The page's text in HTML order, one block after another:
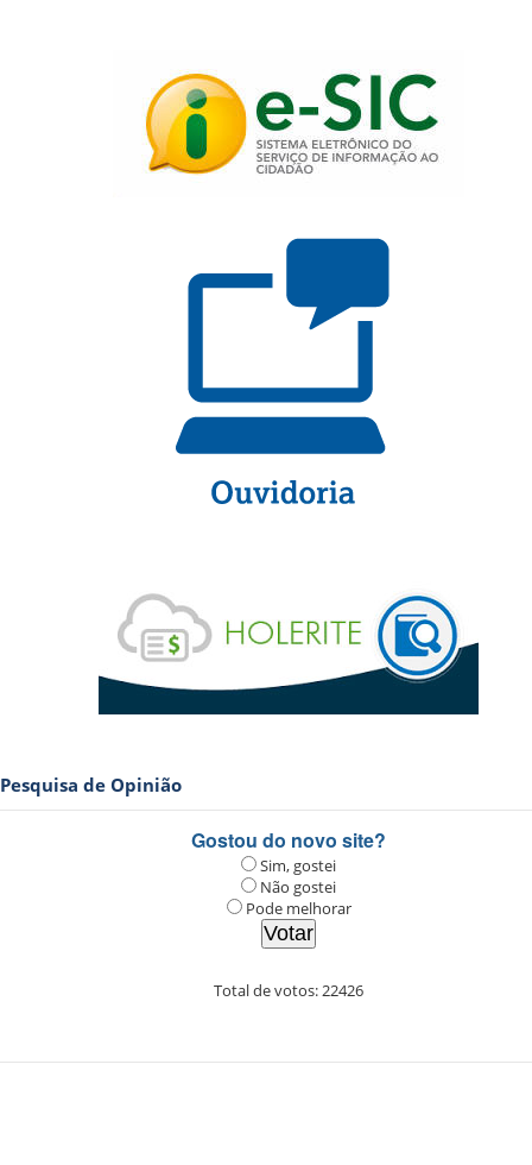
Pesquisa de Opinião
Gostou do novo site?
Sim, gostei
Não gostei
Pode melhorar
Total de votos:22426